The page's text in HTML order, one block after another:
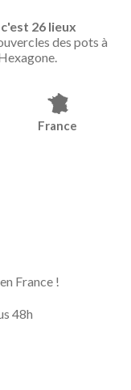
26 lieux
des pots à
France
France !
48h